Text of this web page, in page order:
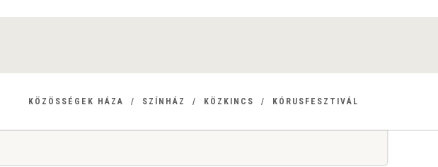
KÖZÖSSÉGEK HÁZA SZÍNHÁZ KÖZKINCS KÓRUSFESZTIVÁL